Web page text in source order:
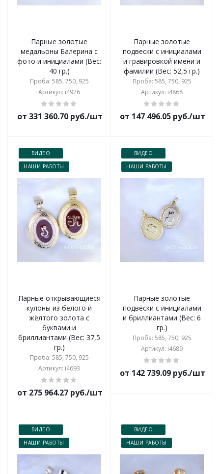
Парные золотые
медальоны Балерина с
фото и инициалами (Вес:
40 гр.)
Проба: 585, 750, 925
Артикул: i4926
от 331 360.70 руб./шт
Парные золотые
подвески с инициалами
и гравировкой имени и
фамилии (Вес: 52,5 гр.)
Проба: 585, 750, 925
Артикул: i4868
от 147 496.05 руб./шт
ВИДЕО
НАШИ РАБОТЫ
Парные открывающиеся
кулоны из белого и
жёлтого золота с
буквами и
бриллиантами (Вес: 37,5
гр.)
Проба: 585, 750, 925
Артикул: i4693
от 275 964.27 руб./шт
ВИДЕО
НАШИ РАБОТЫ
Парные золотые
подвески с инициалами
и бриллиантами (Вес: 6
гр.)
Проба: 585, 750, 925
Артикул: i4689
от 142 739.09 руб./шт
ВИДЕО
НАШИ РАБОТЫ
ВИДЕО
НАШИ РАБОТЫ